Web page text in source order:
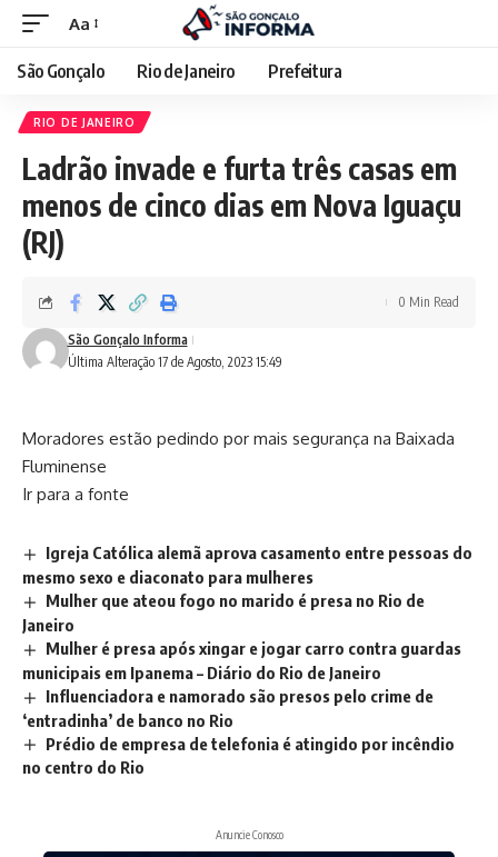
Aa
São Gonçalo Rio de Janeiro Prefeitura
RIO DE JANEIRO
Ladrão invade e furta três casas em
menos de cinco dias em Nova Iguaçu
(RJ)
Última Alteração 17 de Agosto, 2023 15:49
São Gonçalo Informa
0 Min Read
Moradores estão pedindo por mais segurança na Baixada
Fluminense
Ir para a fonte
Igreja Católica alemã aprova casamento entre pessoas do
mesmo sexo e diaconato para mulheres
Mulher que ateou fogo no marido é presa no Rio de
Janeiro
Mulher é presa após xingar e jogar carro contra guardas
municipais em Ipanema – Diário do Rio de Janeiro
Influenciadora e namorado são presos pelo crime de
‘entradinha’ de banco no Rio
Prédio de empresa de telefonia é atingido por incêndio
no centro do Rio
Anuncie Conosco